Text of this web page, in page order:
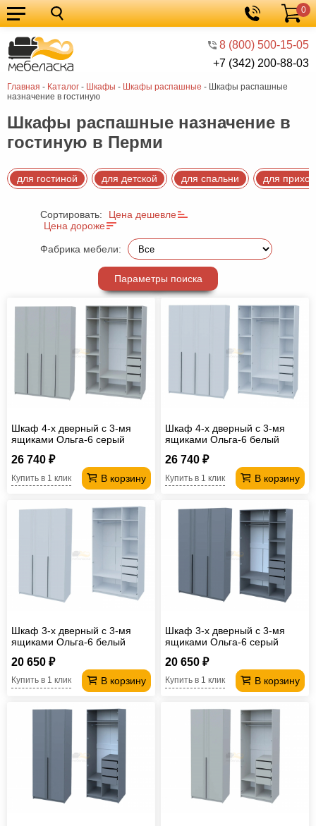
8 (800) 500-15-05
+7 (342) 200-88-03
Корзина
0
Главная - Каталог - Шкафы - Шкафы распашные - Шкафы распашные
назначение в гостиную
Кухонные
гарнитуры
Мебель
для
кухни
Мебель
для
спальни
Кровати
Шкафы
Диваны
Мягкая
мебель
Детская
мебель
Мебель
компьютер
для
Мебель
Кресла-
Косметологическое
Шкафы распашные назначение в
гостиную в Перми
для гостиной для детской для спальни для
Сортировать:
Цена дешевле
Цена дороже
Фабрика мебели:
Параметры поиска
Шкаф 4-х дверный с 3-мя
ящиками Ольга-6 серый
26 740 ₽
В корзину
Купить в 1 клик
Шкаф 4-х дверный с 3-мя
ящиками Ольга-6 белый
26 740 ₽
В корзину
Купить в 1 клик
Шкаф 3-х дверный с 3-мя
ящиками Ольга-6 белый
20 650 ₽
В корзину
Купить в 1 клик
Шкаф 3-х дверный с 3-мя
ящиками Ольга-6 серый
20 650 ₽
В корзину
Купить в 1 клик